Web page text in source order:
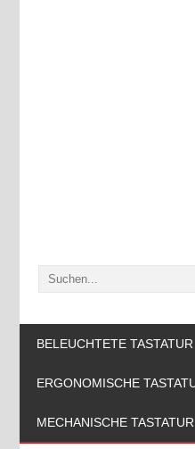
BELEUCHTETE TASTATUR
ERGONOMISCHE
MECHANISCHE TASTATUR